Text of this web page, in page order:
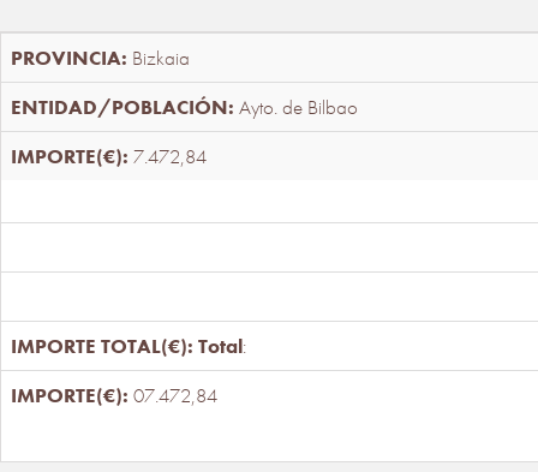
Bizkaia
Ayto. de Bilbao
7.472,84
Total:
07.472,84